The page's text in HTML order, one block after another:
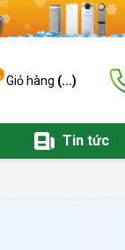
Giỏ hàng (...)
Tin tức